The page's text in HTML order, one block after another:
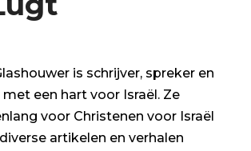
is schrijver, spreker en
een hart voor Israël. Ze
voor Christenen voor Israël
artikelen en verhalen